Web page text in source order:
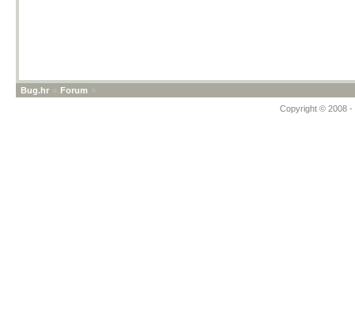
Bug.hr » Forum »
Copyright © 2008 -